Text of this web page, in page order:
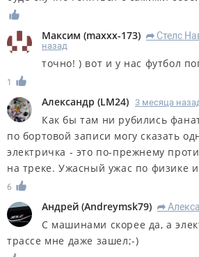
Максим (maxxx-173) R Стелс
назад
точно! ) вот и у нас футбол
1
Александр (LM24) 3 месяца
Как бы там ни рубились
по бортовой записи могу сказать
электричка - это по-прежнему
на треке. Ужасный ужас по физике
6
Андрей (Andreymsk79) R
С машинами скорее да, а
трассе мне даже зашел;-)